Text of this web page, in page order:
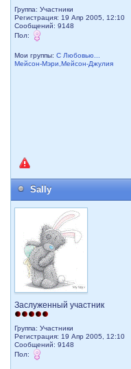
Группа: Участники
Регистрация: 19 Апр 2005, 12:10
Сообщений: 9148
Пол:
Мои группы:С Любовью...
Мейсон-Мэри,Мейсон-Джулия
Sally
Заслуженный участник
Группа: Участники
Регистрация: 19 Апр 2005, 12:10
Сообщений: 9148
Пол: